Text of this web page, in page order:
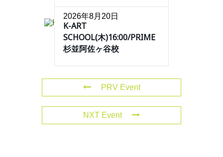
2026年8月20日
K-ART
SCHOOL(木)16:00/PRIME
杉並阿佐ヶ谷校
PRV Event
NXT Event